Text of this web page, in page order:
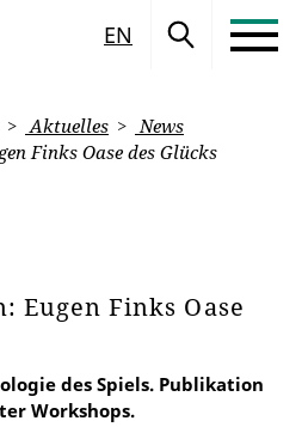
EN
Aktuelles
News
Finks Oase des Glücks
Eugen Finks Oase
des Spiels. Publikation
Workshops.